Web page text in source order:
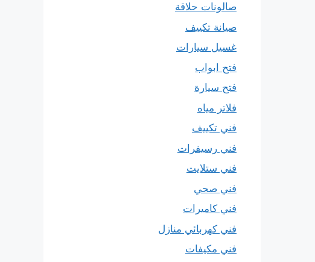
صالونات حلاقة
صيانة تكييف
غسيل سيارات
فتح ابواب
فتح سيارة
فلاتر مياه
فني تكييف
فني رسيفرات
فني ستلايت
فني صحي
فني كاميرات
فني كهربائي منازل
فني مكيفات